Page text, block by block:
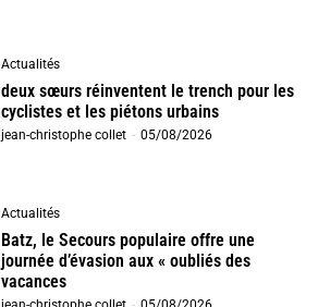
Actualités
deux sœurs réinventent le trench pour les
cyclistes et les piétons urbains
jean-christophe collet - 05/08/2026
Actualités
Batz, le Secours populaire offre une
journée d’évasion aux « oubliés des
vacances